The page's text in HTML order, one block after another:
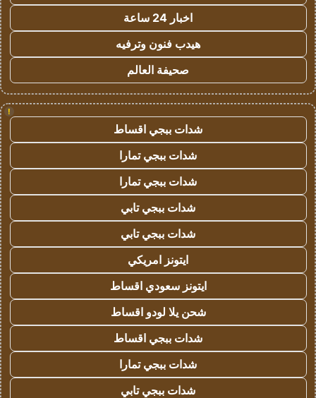
اخبار 24 ساعة
هيدب فنون وترفيه
صحيفة العالم
!
شدات ببجي اقساط
شدات ببجي تمارا
شدات ببجي تمارا
شدات ببجي تابي
شدات ببجي تابي
ايتونز امريكي
ايتونز سعودي اقساط
شحن يلا لودو اقساط
شدات ببجي اقساط
شدات ببجي تمارا
شدات ببجي تابي